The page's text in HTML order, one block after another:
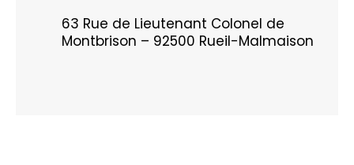
63 Rue de Lieutenant Colonel de
Montbrison – 92500 Rueil-Malmaison